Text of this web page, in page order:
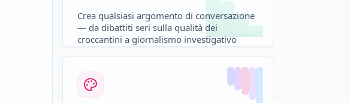
Crea qualsiasi argomento di conversazione
— da dibattiti seri sulla qualità dei
croccantini a giornalismo investigativo